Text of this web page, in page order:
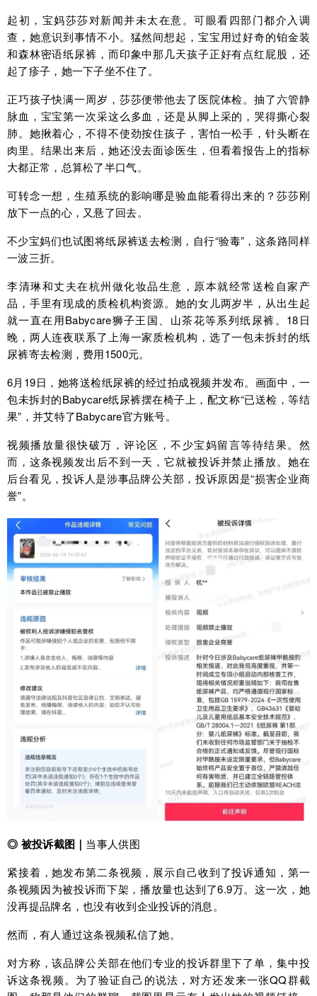
起初，宝妈莎莎对新闻并未太在意。可眼看四部门都介入调
查，她意识到事情不小。猛然间想起，宝宝用过好奇的铂金装
和森林密语纸尿裤，而印象中那几天孩子正好有点红屁股，还
起了疹子，她一下子坐不住了。
正巧孩子快满一周岁，莎莎便带他去了医院体检。抽了六管静
脉血，宝宝第一次采这么多血，还是从脚上采的，哭得撕心裂
肺。她揪着心，不得不使劲按住孩子，害怕一松手，针头断在
肉里。结果出来后，她还没去面诊医生，但看着报告上的指标
大都正常，总算松了半口气。
可转念一想，生殖系统的影响哪是验血能看得出来的？莎莎刚
放下一点的心，又悬了回去。
不少宝妈们也试图将纸尿裤送去检测，自行“验毒”，这条路同样
一波三折。
李清琳和丈夫在杭州做化妆品生意，原本就经常送检自家产
品，手里有现成的质检机构资源。她的女儿两岁半，从出生起
就一直在用Babycare狮子王国、山茶花等系列纸尿裤。18日
晚，两人连夜联系了上海一家质检机构，选了一包未拆封的纸
尿裤寄去检测，费用1500元。
6月19日，她将送检纸尿裤的经过拍成视频并发布。画面中，一
包未拆封的Babycare纸尿裤摆在椅子上，配文称“已送检，等结
果”，并艾特了Babycare官方账号。
视频播放量很快破万，评论区，不少宝妈留言等待结果。然
而，这条视频发出后不到一天，它就被投诉并禁止播放。她在
后台看见，投诉人是涉事品牌公关部，投诉原因是“损害企业商
誉”。
◎ 被投诉截图｜ 当事人供图
紧接着，她发布第二条视频，展示自己收到了投诉通知，第一
条视频因为被投诉而下架，播放量也达到了6.9万。这一次，她
没再提品牌名，也没有收到企业投诉的消息。
然而，有人通过这条视频私信了她。
对方称，该品牌公关部在他们专业的投诉群里下了单，集中投
诉这条视频。为了验证自己的说法，对方还发来一张QQ群截